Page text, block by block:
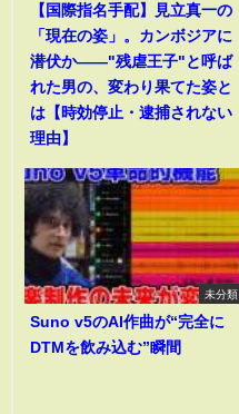
【国際指名手配】見立真一の
「現在の姿」。カンボジアに
潜伏か――"残虐王子"と呼ば
れた男の、変わり果てた姿と
は【時効停止・逮捕されない
理由】
未分類
Suno v5のAI作曲が“完全に
DTMを飲み込む”瞬間